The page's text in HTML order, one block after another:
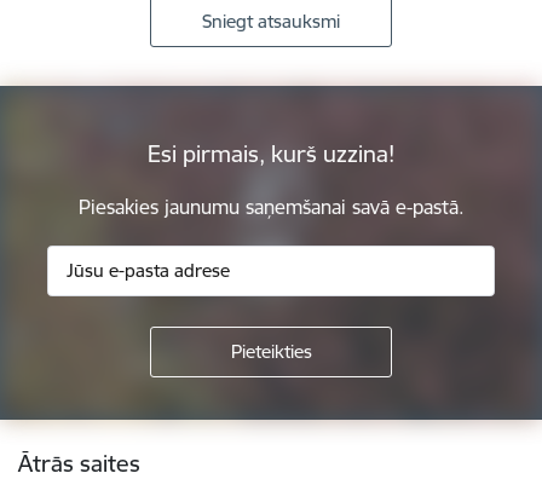
Sniegt atsauksmi
Esi pirmais, kurš uzzina!
Piesakies jaunumu saņemšanai savā e-pastā.
Kājene
Ātrās saites